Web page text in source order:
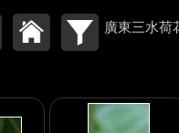
廣東三水荷